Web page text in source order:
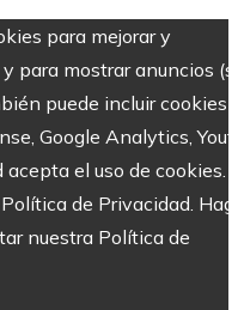
para mejorar y
para mostrar anuncios
puede incluir cookies
Google Analytics,
el uso de cookies.
de Privacidad.
nuestra Política de